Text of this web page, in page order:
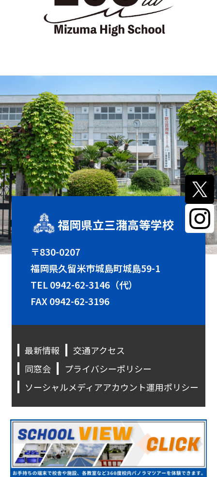
福岡県立三潴高等学校
〒830-0207
福岡県久留米市城島町城島59-1
TEL0942-62-3146（代）
FAX 0942-62-3196
最新情報
交通アクセス
同窓会
プライバシーポリシー
ソーシャルメディアアカウント運用ポリシー